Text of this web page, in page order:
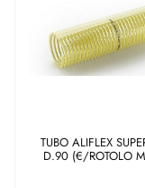
TUBO ALIFLEX
D.90 (€/ROTOLO